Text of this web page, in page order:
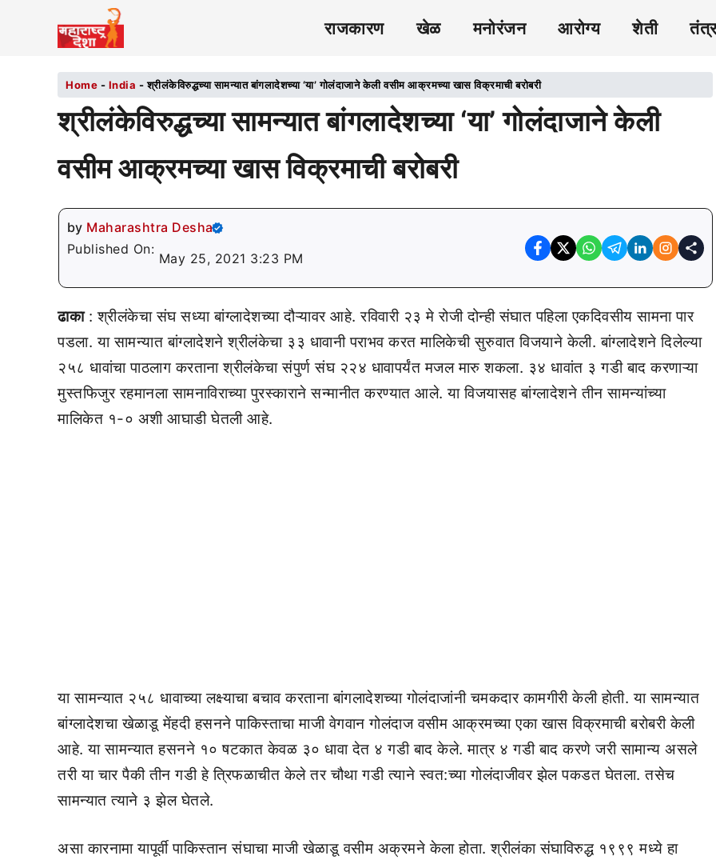
राजकारण खेळ मनोरंजन आरोग्य शेती
Home - India -श्रीलंकेविरुद्धच्या सामन्यात बांगलादेशच्या ‘या’ गोलंदाजाने केली वसीम आक्रमच्या खास विक्रमाची बरोबरी
श्रीलंकेविरुद्धच्या सामन्यात बांगलादेशच्या ‘या’ गोलंदाजाने केली
वसीम आक्रमच्या खास विक्रमाची बरोबरी
by Maharashtra Desha
Published On:
May 25, 2021 3:23 PM
ढाका: श्रीलंकेचा संघ सध्या बांग्लादेशच्या दौऱ्यावर आहे. रविवारी २३ मे रोजी दोन्ही संघात पहिला एकदिवसीय सामना पार
पडला. या सामन्यात बांग्लादेशने श्रीलंकेचा ३३ धावानी पराभव करत मालिकेची सुरुवात विजयाने केली. बांग्लादेशने दिलेल्या
२५८ धावांचा पाठलाग करताना श्रीलंकेचा संपुर्ण संघ २२४ धावापर्यंत मजल मारु शकला. ३४ धावांत ३ गडी बाद करणाऱ्या
मुस्तफिजुर रहमानला सामनाविराच्या पुरस्काराने सन्मानीत करण्यात आले. या विजयासह बांग्लादेशने तीन सामन्यांच्या
मालिकेत १-० अशी आघाडी घेतली आहे.
या सामन्यात २५८ धावाच्या लक्ष्याचा बचाव करताना बांगलादेशच्या गोलंदाजांनी चमकदार कामगीरी केली होती. या सामन्यात
बांग्लादेशचा खेळाडू मेंहदी हसनने पाकिस्ताचा माजी वेगवान गोलंदाज वसीम आक्रमच्या एका खास विक्रमाची बरोबरी केली
आहे. या सामन्यात हसनने १० षटकात केवळ ३० धावा देत ४ गडी बाद केले. मात्र ४ गडी बाद करणे जरी सामान्य असले
तरी या चार पैकी तीन गडी हे त्रिफळाचीत केले तर चौथा गडी त्याने स्वत:च्या गोलंदाजीवर झेल पकडत घेतला. तसेच
सामन्यात त्याने ३ झेल घेतले.
असा कारनामा यापूर्वी पाकिस्तान संघाचा माजी खेळाडू वसीम अक्रमने केला होता. श्रीलंका संघाविरुद्ध १९९९ मध्ये हा